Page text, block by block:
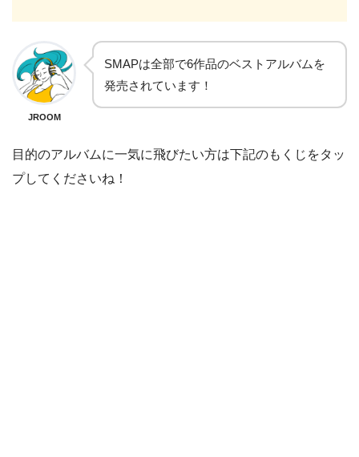
JROOM
SMAPは全部で6作品のベストアルバムを
発売されています！
目的のアルバムに一気に飛びたい方は下記のもくじをタッ
プしてくださいね！